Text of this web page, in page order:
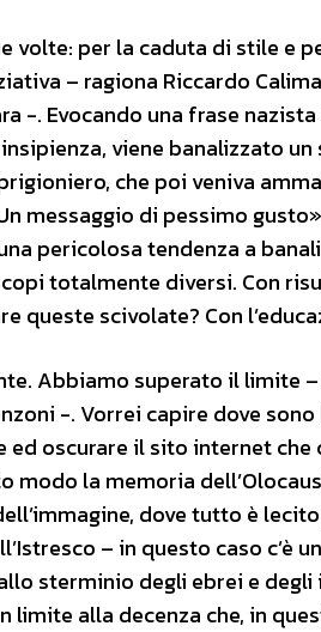
volte: per la caduta di stile e
– ragiona Riccardo
-. Evocando una frase
insipienza, viene banalizzato
che poi veniva
messaggio di pessimo
una pericolosa tendenza a
totalmente diversi. Con
queste scivolate? Con
Abbiamo superato il limite
-. Vorrei capire dove
ed oscurare il sito internet
modo la memoria
dove tutto è
– in questo caso c’è
sterminio degli ebrei e degli
limite alla decenza che, in